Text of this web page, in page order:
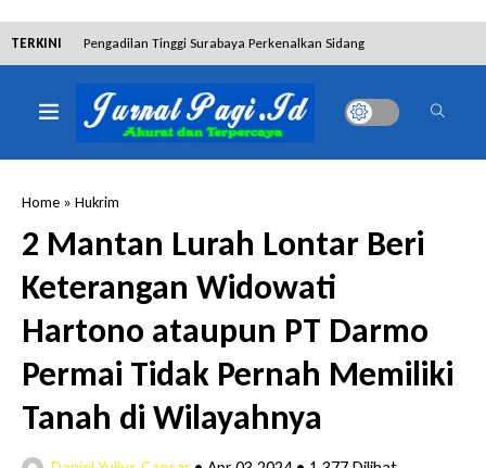
TERKINI Pengadilan Tinggi Surabaya Perkenalkan Sidang
Elektronik dan Sosialisasikan Ketentuan Baru KUHAP
Dibantah Terdakwa Ranto Hensa, Salim Himawan
Terpidana Penipuan 10 Miliar
Lakukan Pencurian dengan Pemberatan,
Muhammad Syifa Dihukum 4 Bulan Penjara
RSUD Bangil Raih Penghargaan Internasional WSO,
Perkuat Layanan Code Stroke Lewat Webinar
Home » Hukrim
2 Mantan Lurah Lontar Beri
Keterangan Widowati
Hartono ataupun PT Darmo
Permai Tidak Pernah Memiliki
Tanah di Wilayahnya